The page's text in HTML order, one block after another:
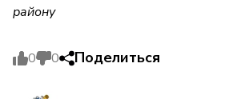
району
0 0 Поделиться